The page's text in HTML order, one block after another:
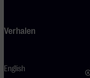
Verhalen
English